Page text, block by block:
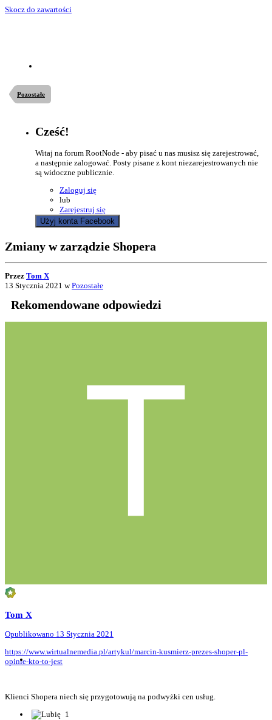
Skocz do zawartości
Pozostałe
Cześć!
Witaj na forum RootNode - aby pisać u nas musisz się zarejestrować,
a następnie zalogować. Posty pisane z kont niezarejestrowanych nie
są widoczne publicznie.
Zaloguj się
lub
Zarejestruj się
Użyj konta Facebook
Zmiany w zarządzie Shopera
Przez Tom X
13 Stycznia 2021 wPozostałe
Rekomendowane odpowiedzi
Tom X
Opublikowano 13 Stycznia 2021
https://www.wirtualnemedia.pl/artykul/marcin-kusmierz-prezes-shoper-pl-
opinie-kto-to-jest
Klienci Shopera niech się przygotowują na podwyżki cen usług.
1